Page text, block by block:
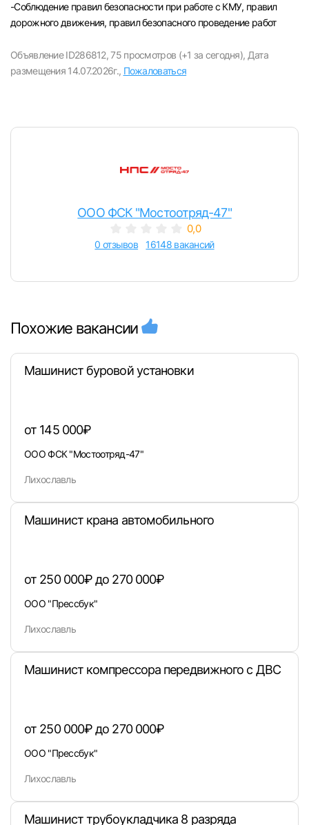
Вход в личный кабинет
E-mail или Телефон
Пароль
-Соблюдение правил безопасности при работе с КМУ, правил
дорожного движения, правил безопасного проведение работ
Объявление ID286812,75 просмотров (+1 за сегодня), Дата
размещения 14.07.2026г., Пожаловаться
ООО ФСК "Мостоотряд-47"
0,0
0 отзывов 16148 вакансий
Похожие вакансии
Машинист буровой установки
от 145 000₽
ООО ФСК "Мостоотряд-47"
Лихославль
Машинист крана автомобильного
от 250 000₽ до 270 000₽
ООО "Прессбук"
Лихославль
Машинист компрессора передвижного с ДВС
от 250 000₽ до 270 000₽
ООО "Прессбук"
Лихославль
Машинист трубоукладчика 8 разряда